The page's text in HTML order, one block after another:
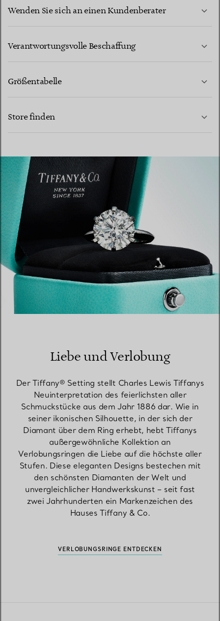
Wenden Sie sich an einen Kundenberater
Verantwortungsvolle Beschaffung
MEHR ERFAHREN
Größentabelle
Store finden
EINEN STORE IN IHRER NÄHE FINDEN
Liebe und Verlobung
Der Tiffany® Setting stellt Charles Lewis Tiffanys
Neuinterpretation des feierlichsten aller
Schmuckstücke aus dem Jahr 1886 dar. Wie in
seiner ikonischen Silhouette, in der sich der
Diamant über dem Ring erhebt, hebt Tiffanys
außergewöhnliche Kollektion an
Verlobungsringen die Liebe auf die höchste aller
Stufen. Diese eleganten Designs bestechen mit
den schönsten Diamanten der Welt und
unvergleichlicher Handwerkskunst – seit fast
zwei Jahrhunderten ein Markenzeichen des
Hauses Tiffany & Co.
VERLOBUNGSRINGE ENTDECKEN